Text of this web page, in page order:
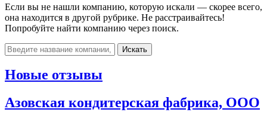
Если вы не нашли компанию, которую искали — скорее всего,
она находится в другой рубрике. Не расстраивайтесь!
Попробуйте найти компанию через поиск.
Искать
Новые отзывы
Азовская кондитерская фабрика, ООО